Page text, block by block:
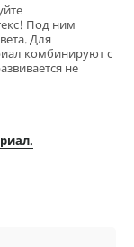
Под ним
Для
комбинируют с
не